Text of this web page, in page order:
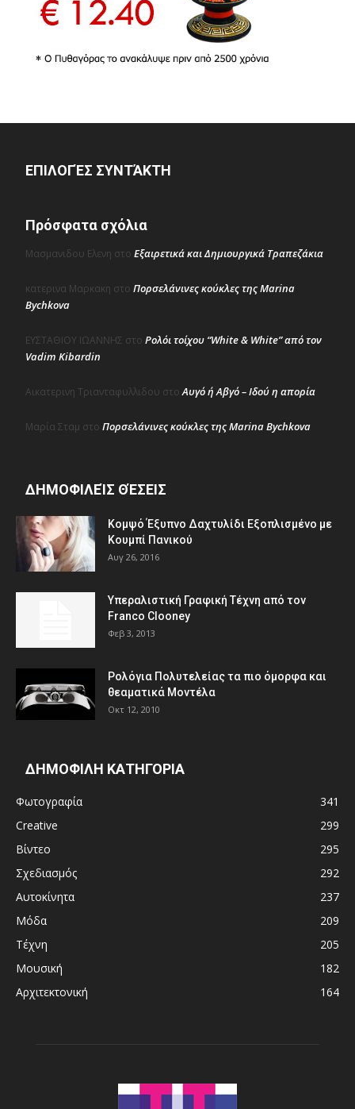
ΕΠΙΛΟΓΈΣ ΣΥΝΤΆΚΤΗ
Πρόσφατα σχόλια
Μασμανιδου Ελενη στο Εξαιρετικά και Δημιουργικά Τραπεζάκια
κατερινα Μαρκακη στο Πορσελάνινες κούκλες της Marina
Bychkova
ΕΥΣΤΑΘΙΟΥ ΙΩΑΝΝΗΣ στο Ρολόι τοίχου “White & White” από τον
Vadim Kibardin
Αικατερινη Τριανταφυλλιδου στοΑυγό ή Αβγό – Ιδού η απορία
Μαρία Σταμ στο Πορσελάνινες κούκλες της Marina Bychkova
ΔΗΜΟΦΙΛΕΊΣ ΘΈΣΕΙΣ
Κομψό Έξυπνο Δαχτυλίδι Εξοπλισμένο με
Κουμπί Πανικού
Αυγ 26, 2016
Υπεραλιστική Γραφική Τέχνη από τον
Franco Clooney
Φεβ 3, 2013
Ρολόγια Πολυτελείας τα πιο όμορφα και
θεαματικά Μοντέλα
Οκτ 12, 2010
ΔΗΜΟΦΙΛΗ ΚΑΤΗΓΟΡΙΑ
Φωτογραφία
341
Creative
299
Βίντεο
295
Σχεδιασμός
292
Αυτοκίνητα
237
Μόδα
209
Τέχνη
205
Μουσική
182
Αρχιτεκτονική
164